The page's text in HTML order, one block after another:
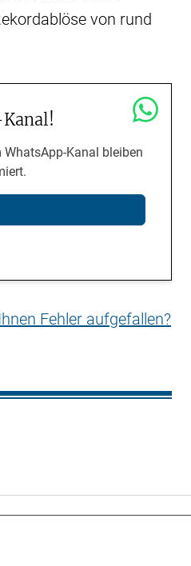
von rund
Kanal bleiben
Fehler aufgefallen?